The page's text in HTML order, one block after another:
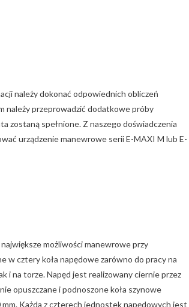
należy dokonać odpowiednich obliczeń
należy przeprowadzić dodatkowe próby
zostaną spełnione. Z naszego doświadczenia
urządzenie manewrowe serii E-MAXI M lub E-
możliwości manewrowe przy
w cztery koła napędowe zarówno do pracy na
i na torze. Napęd jest realizowany ciernie przez
opuszczane i podnoszone koła szynowe
Każda z czterech jednostek napędowych jest